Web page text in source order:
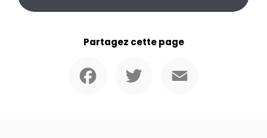
Partagez cette page